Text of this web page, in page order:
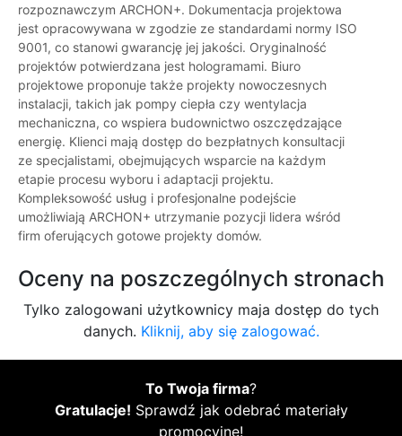
rozpoznawczym ARCHON+. Dokumentacja projektowa
jest opracowywana w zgodzie ze standardami normy ISO
9001, co stanowi gwarancję jej jakości. Oryginalność
projektów potwierdzana jest hologramami. Biuro
projektowe proponuje także projekty nowoczesnych
instalacji, takich jak pompy ciepła czy wentylacja
mechaniczna, co wspiera budownictwo oszczędzające
energię. Klienci mają dostęp do bezpłatnych konsultacji
ze specjalistami, obejmujących wsparcie na każdym
etapie procesu wyboru i adaptacji projektu.
Kompleksowość usług i profesjonalne podejście
umożliwiają ARCHON+ utrzymanie pozycji lidera wśród
firm oferujących gotowe projekty domów.
Oceny na poszczególnych stronach
Tylko zalogowani użytkownicy maja dostęp do tych
danych. Kliknij, aby się zalogować.
To Twoja firma?
Gratulacje! Sprawdź jak odebrać materiały
promocyjne!